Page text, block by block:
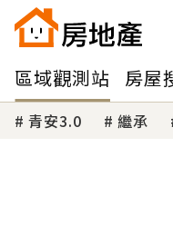
區域觀測站 房屋
青安3.0 繼承